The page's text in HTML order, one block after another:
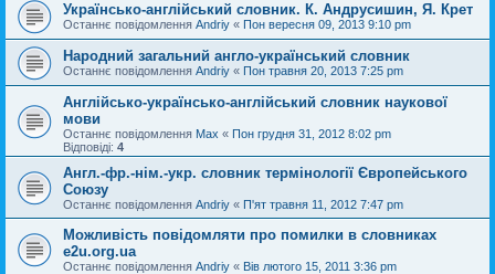
Українсько-англійський словник. К. Андрусишин, Я. Крет
Останнє повідомлення Andriy « Пон вересня 09, 2013 9:10 pm
Народний загальний англо-український словник
Останнє повідомлення Andriy « Пон травня 20, 2013 7:25 pm
Англійсько-українсько-англійський словник наукової
мови
Останнє повідомлення Max « Пон грудня 31, 2012 8:02 pm
Відповіді: 4
Англ.-фр.-нім.-укр. словник термінології Європейського
Союзу
Останнє повідомлення Andriy « П'ят травня 11, 2012 7:47 pm
Можливість повідомляти про помилки в словниках
e2u.org.ua
Останнє повідомлення Andriy « Вів лютого 15, 2011 3:36 pm